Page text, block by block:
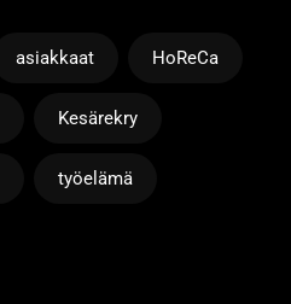
asiakkaat HoReCa
Kesärekry
työelämä